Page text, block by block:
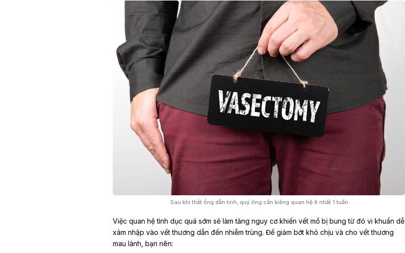
Sau khi thắt ống dẫn tinh, quý ông cần kiêng quan hệ ít nhất 1 tuần
Việc quan hệ tình dục quá sớm sẽ làm tăng nguy cơ khiến vết mổ bị bung từ đó vi khuẩn dễ
xâm nhập vào vết thương dẫn đến nhiễm trùng. Để giảm bớt khó chịu và cho vết thương
mau lành, bạn nên: